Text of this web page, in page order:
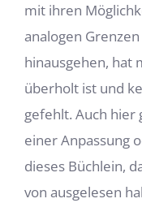
mit ihren
analogen
hinausgehen, hat
überholt ist und
gefehlt. Auch hier
einer Anpassung
dieses Büchlein,
von ausgelesen